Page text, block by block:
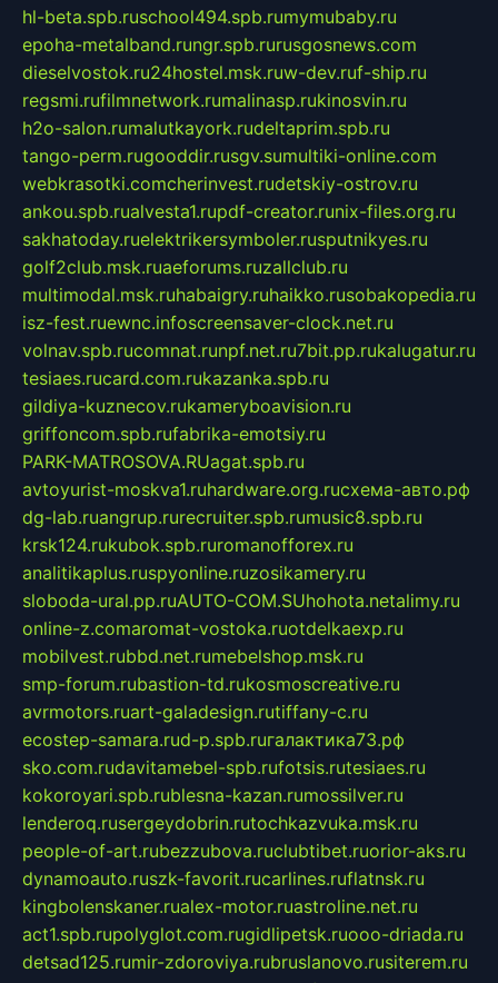
hl-beta.spb.ruschool494.spb.rumymubaby.ru
epoha-metalband.rungr.spb.rurusgosnews.com
dieselvostok.ru24hostel.msk.ruw-dev.ruf-ship.ru
regsmi.rufilmnetwork.rumalinasp.rukinosvin.ru
h2o-salon.rumalutkayork.rudeltaprim.spb.ru
tango-perm.rugooddir.rusgv.sumultiki-online.com
webkrasotki.comcherinvest.rudetskiy-ostrov.ru
ankou.spb.rualvesta1.rupdf-creator.runix-files.org.ru
sakhatoday.ruelektrikersymboler.rusputnikyes.ru
golf2club.msk.ruaeforums.ruzallclub.ru
multimodal.msk.ruhabaigry.ruhaikko.rusobakopedia.ru
isz-fest.ruewnc.infoscreensaver-clock.net.ru
volnav.spb.rucomnat.runpf.net.ru7bit.pp.rukalugatur.ru
tesiaes.rucard.com.rukazanka.spb.ru
gildiya-kuznecov.rukameryboavision.ru
griffoncom.spb.rufabrika-emotsiy.ru
PARK-MATROSOVA.RUagat.spb.ru
avtoyurist-moskva1.ruhardware.org.ruсхема-авто.рф
dg-lab.ruangrup.rurecruiter.spb.rumusic8.spb.ru
krsk124.rukubok.spb.ruromanofforex.ru
analitikaplus.ruspyonline.ruzosikamery.ru
sloboda-ural.pp.ruAUTO-COM.SUhohota.netalimy.ru
online-z.comaromat-vostoka.ruotdelkaexp.ru
mobilvest.rubbd.net.rumebelshop.msk.ru
smp-forum.rubastion-td.rukosmoscreative.ru
avrmotors.ruart-galadesign.rutiffany-c.ru
ecostep-samara.rud-p.spb.ruгалактика73.рф
sko.com.rudavitamebel-spb.rufotsis.rutesiaes.ru
kokoroyari.spb.rublesna-kazan.rumossilver.ru
lenderoq.rusergeydobrin.rutochkazvuka.msk.ru
people-of-art.rubezzubova.ruclubtibet.ruorior-aks.ru
dynamoauto.ruszk-favorit.rucarlines.ruflatnsk.ru
kingbolenskaner.rualex-motor.ruastroline.net.ru
act1.spb.rupolyglot.com.rugidlipetsk.ruooo-driada.ru
detsad125.rumir-zdoroviya.rubruslanovo.rusiterem.ru